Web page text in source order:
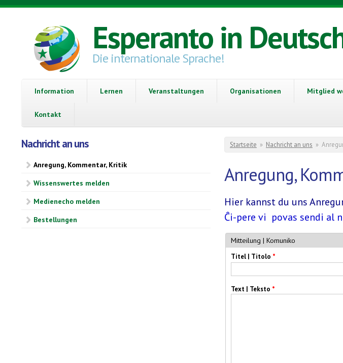
Direkt zum Inhalt
Esperanto in
Die internationale Sprache!
Information Lernen Veranstaltungen Organisationen Mitglied
Kontakt
Nachricht an uns
Anregung, Kommentar, Kritik
Wissenswertes melden
Medienecho melden
Bestellungen
Sie sind hier
Startseite » Nachricht an uns »
Anregung,
Hier kannst du uns
Ĉi-pere vi povas sendi al
Mitteilung | Komuniko
Titel | Titolo *
Text | Teksto *